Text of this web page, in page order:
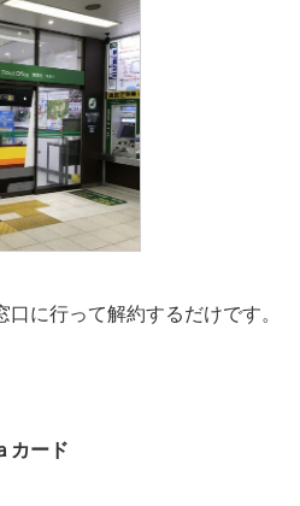
に行って解約するだけです。
カード